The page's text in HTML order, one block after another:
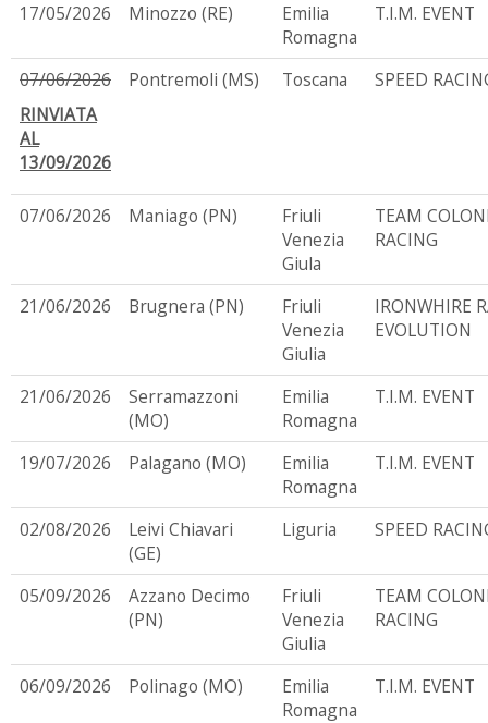
17/05/2026 Minozzo (RE)
Emilia
Romagna
T.I.M. EVENT
07/06/2026
RINVIATA
AL
13/09/2026
Pontremoli (MS) Toscana SPEED
07/06/2026 Maniago (PN)
Friuli
Venezia
Giula
TEAM
RACING
21/06/2026 Brugnera (PN)
Friuli
Venezia
Giulia
IRONWHIRE
EVOLUTION
21/06/2026
Serramazzoni
(MO)
Emilia
Romagna
T.I.M. EVENT
19/07/2026 Palagano (MO)
Emilia
Romagna
T.I.M. EVENT
02/08/2026
Leivi Chiavari
(GE)
Liguria SPEED
05/09/2026
Azzano Decimo
(PN)
Friuli
Venezia
Giulia
TEAM
RACING
06/09/2026 Polinago (MO)
Emilia
Romagna
T.I.M. EVENT